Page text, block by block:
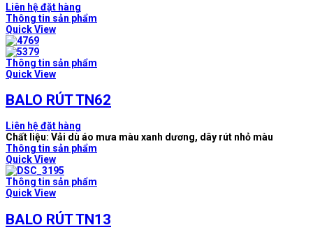
Liên hệ đặt hàng
Thông tin sản phẩm
Quick View
Thông tin sản phẩm
Quick View
BALO RÚT TN62
Liên hệ đặt hàng
Chất liệu: Vải dù áo mưa màu xanh dương, dây rút nhỏ màu
Thông tin sản phẩm
Quick View
Thông tin sản phẩm
Quick View
BALO RÚT TN13